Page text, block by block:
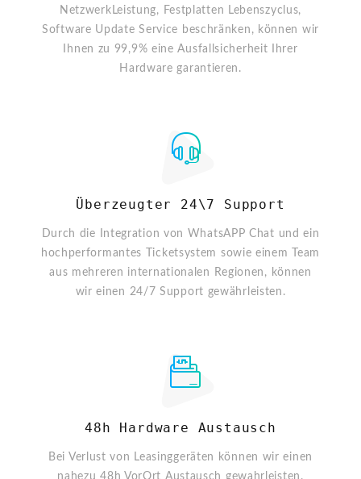
NetzwerkLeistung, Festplatten Lebenszyclus,
Software Update Service beschränken, können wir
Ihnen zu 99,9% eine Ausfallsicherheit Ihrer
Hardware garantieren.
Überzeugter 24\7 Support
Durch die Integration von WhatsAPP Chat und ein
hochperformantes Ticketsystem sowie einem Team
aus mehreren internationalen Regionen, können
wir einen 24/7 Support gewährleisten.
48h Hardware Austausch
Bei Verlust von Leasinggeräten können wir einen
nahezu 48h VorOrt Austausch gewahrleisten.